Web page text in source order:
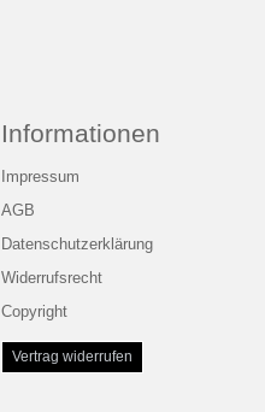
Informationen
Impressum
AGB
Datenschutzerklärung
Widerrufsrecht
Copyright
Vertrag widerrufen